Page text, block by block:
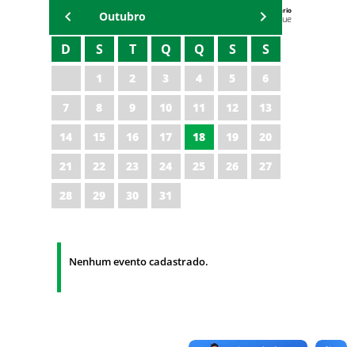
Agenda do Secretário
Zezinho Albuquerque
Outubro
D S T Q Q S S
1 2 3 4 5
6
7
8 9 10 11 12
13
14
15 16 17 18 19
20
21
22 23 24 25 26
27
28
29 30 31
Nenhum evento cadastrado.